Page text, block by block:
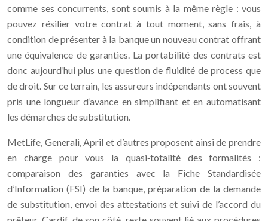
comme ses concurrents, sont soumis à la même règle : vous
pouvez résilier votre contrat à tout moment, sans frais, à
condition de présenter à la banque un nouveau contrat offrant
une équivalence de garanties. La portabilité des contrats est
donc aujourd’hui plus une question de fluidité de process que
de droit. Sur ce terrain, les assureurs indépendants ont souvent
pris une longueur d’avance en simplifiant et en automatisant
les démarches de substitution.
MetLife, Generali, April et d’autres proposent ainsi de prendre
en charge pour vous la quasi‑totalité des formalités :
comparaison des garanties avec la Fiche Standardisée
d’Information (FSI) de la banque, préparation de la demande
de substitution, envoi des attestations et suivi de l’accord du